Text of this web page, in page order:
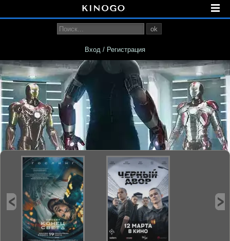
ok
Вход / Регистрация